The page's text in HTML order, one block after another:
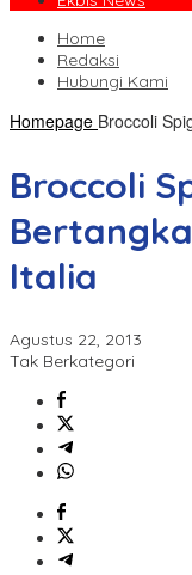
Home
Redaksi
Hubungi Kami
Homepage Broccoli
Broccoli
Italia
Agustus 22, 2013
Tak Berkategori